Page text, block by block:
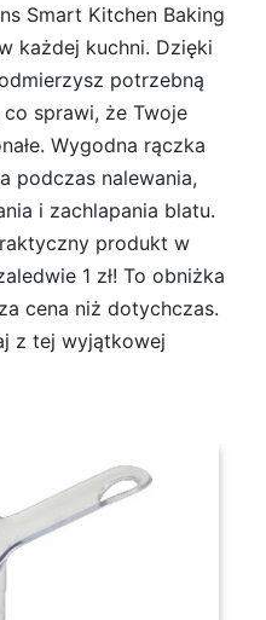
Smart Kitchen Baking
każdej kuchni. Dzięki
potrzebną
sprawi, że Twoje
Wygodna rączka
podczas nalewania,
i zachlapania blatu.
produkt w
1 zł! To obniżka
cena niż dotychczas.
z tej wyjątkowej